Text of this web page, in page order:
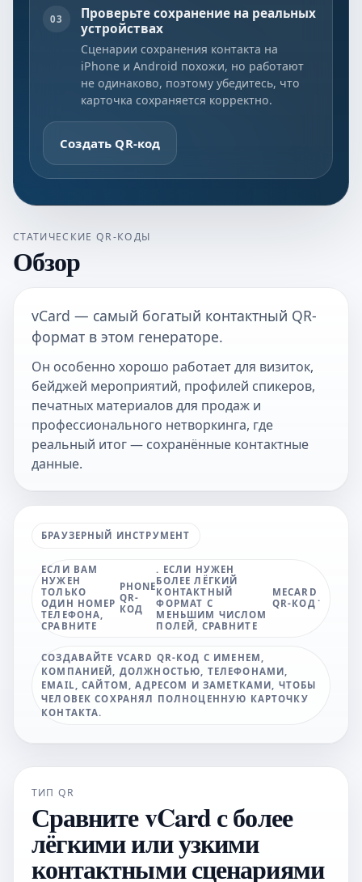
03
Проверьте сохранение на реальных
устройствах
Сценарии сохранения контакта на
iPhone и Android похожи, но работают
не одинаково, поэтому убедитесь, что
карточка сохраняется корректно.
Создать QR-код
СТАТИЧЕСКИЕ QR-КОДЫ
Обзор
vCard — самый богатый контактный QR-
формат в этом генераторе.
Он особенно хорошо работает для визиток,
бейджей мероприятий, профилей спикеров,
печатных материалов для продаж и
профессионального нетворкинга, где
реальный итог — сохранённые контактные
данные.
БРАУЗЕРНЫЙ ИНСТРУМЕНТ
ЕСЛИ ВАМ
НУЖЕН
ТОЛЬКО
ОДИН НОМЕР
ТЕЛЕФОНА,
СРАВНИТЕ
PHONE
QR-
КОД
. ЕСЛИ НУЖЕН
БОЛЕЕ ЛЁГКИЙ
КОНТАКТНЫЙ
ФОРМАТ С
МЕНЬШИМ ЧИСЛОМ
ПОЛЕЙ, СРАВНИТЕ
MECARD
QR-КОД .
СОЗДАВАЙТЕ VCARD QR-КОД С ИМЕНЕМ,
КОМПАНИЕЙ, ДОЛЖНОСТЬЮ, ТЕЛЕФОНАМИ,
EMAIL, САЙТОМ, АДРЕСОМ И ЗАМЕТКАМИ, ЧТОБЫ
ЧЕЛОВЕК СОХРАНЯЛ ПОЛНОЦЕННУЮ КАРТОЧКУ
КОНТАКТА.
ТИП QR
Сравните vCard с более
лёгкими или узкими
контактными сценариями